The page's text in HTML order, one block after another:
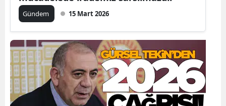
Ardahan
Iğdır
Gündem 15 Mart 2026